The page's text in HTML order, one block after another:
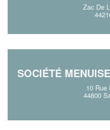
Zac De
SOCIÉTÉ
10 Rue
44800